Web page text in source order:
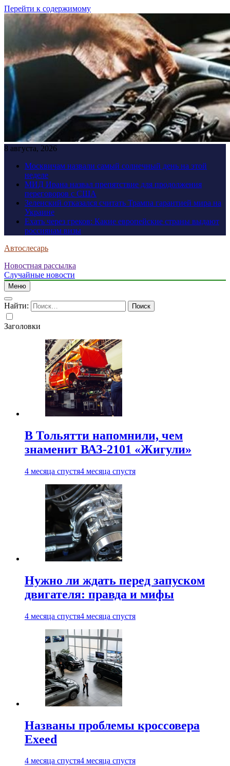
Перейти к содержимому
8 августа, 2026
Москвичам назвали самый солнечный день на этой
неделе
МИД Ирана назвал препятствие для продолжения
переговоров с США
Зеленский отказался считать Трампа гарантией мира на
Украине
Ехать через греков: Какие европейские страны выдают
россиянам визы
Автослесарь
Новостная рассылка
Случайные новости
Меню
Найти:
Заголовки
В Тольятти напомнили, чем
знаменит ВАЗ-2101 «Жигули»
4 месяца спустя4 месяца спустя
Нужно ли ждать перед запуском
двигателя: правда и мифы
4 месяца спустя4 месяца спустя
Названы проблемы кроссовера
Exeed
4 месяца спустя4 месяца спустя